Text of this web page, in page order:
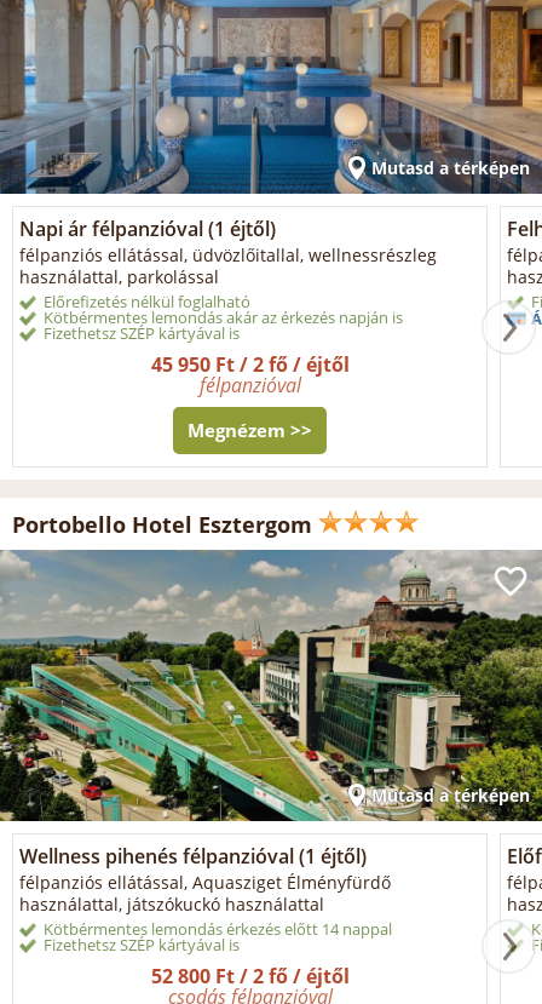
Mutasd a térképen
Napi ár félpanzióval (1 éjtől)
félpanziós ellátással, üdvözlőitallal, wellnessrészleg
használattal, parkolással
Előrefizetés nélkül foglalható
Kötbérmentes lemondás akár az érkezés napján is
Fizethetsz SZÉP kártyával is
45 950 Ft / 2 fő / éjtől
félpanzióval
Megnézem >>
Portobello Hotel Esztergom
Mutasd a térképen
Wellness pihenés félpanzióval (1 éjtől)
félpanziós ellátással, Aquasziget Élményfürdő
használattal, játszókuckó használattal
Kötbérmentes lemondás érkezés előtt 14 nappal
Fizethetsz SZÉP kártyával is
52 800 Ft / 2 fő / éjtől
csodás félpanzióval